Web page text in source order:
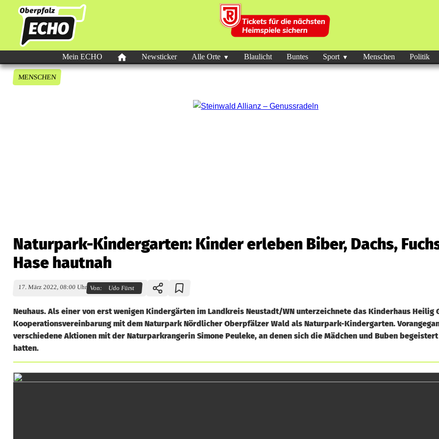
Mein ECHO Newsticker Alle Orte Blaulicht Buntes Sport Menschen Politik
MENSCHEN
Naturpark-Kindergarten: Kinder erleben Biber, Dachs,
Hase hautnah
17. März 2022, 08:00 Uhr Von: Udo Fürst
Neuhaus. Als einer von erst wenigen Kindergärten im Landkreis Neustadt/WN unterzeichnete das Kinderhaus Heilig
Kooperationsvereinbarung mit dem Naturpark Nördlicher Oberpfälzer Wald als Naturpark-Kindergarten.
verschiedene Aktionen mit der Naturparkrangerin Simone Peuleke, an denen sich die Mädchen und Buben
hatten.
N